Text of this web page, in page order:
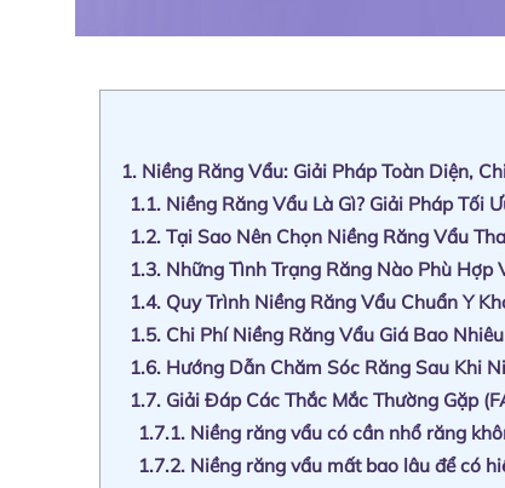
1. Niềng Răng Vẩu: Giải Pháp Toàn Diện,
1.1. Niềng Răng Vẩu Là Gì? Giải Pháp Tối
1.2. Tại Sao Nên Chọn Niềng Răng Vẩu
1.3. Những Tình Trạng Răng Nào Phù Hợp
1.4. Quy Trình Niềng Răng Vẩu Chuẩn Y
1.5. Chi Phí Niềng Răng Vẩu Giá Bao
1.6. Hướng Dẫn Chăm Sóc Răng Sau Khi
1.7. Giải Đáp Các Thắc Mắc Thường Gặp
1.7.1. Niềng răng vẩu có cần nhổ răng
1.7.2. Niềng răng vẩu mất bao lâu để có